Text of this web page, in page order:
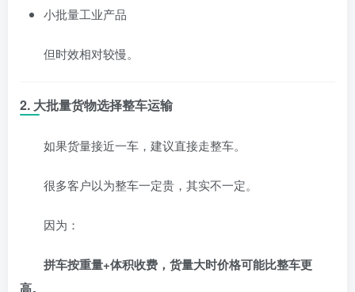
小批量工业产品
但时效相对较慢。
2. 大批量货物选择整车运输
如果货量接近一车，建议直接走整车。
很多客户以为整车一定贵，其实不一定。
因为：
拼车按重量+体积收费，货量大时价格可能比整车更
高。